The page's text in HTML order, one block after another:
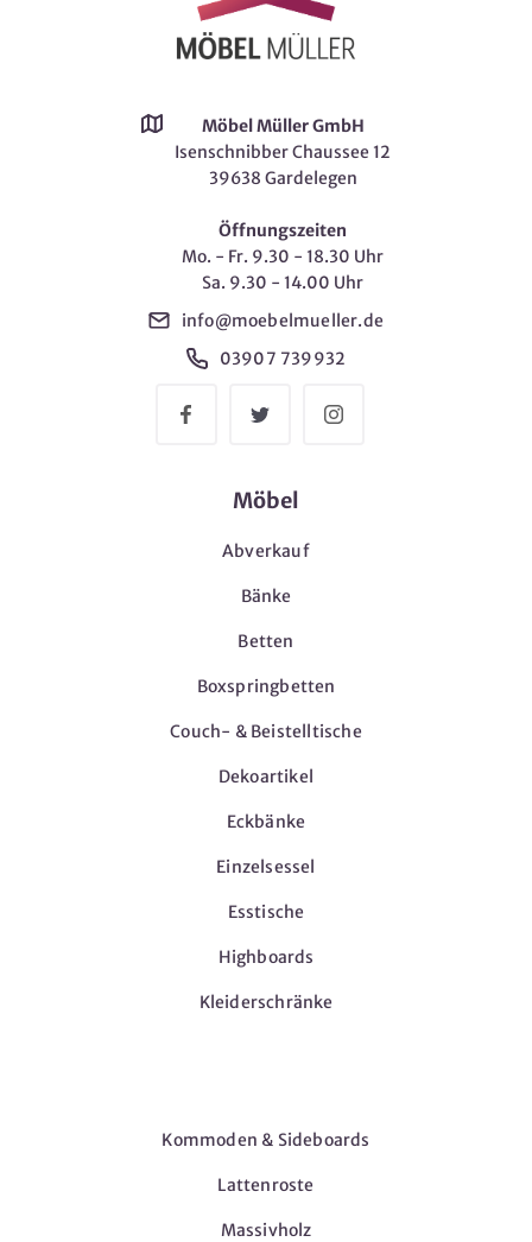
Möbel Müller GmbH
Isenschnibber Chaussee 12
39638 Gardelegen
Öffnungszeiten
Mo. - Fr. 9.30 - 18.30 Uhr
Sa. 9.30 - 14.00 Uhr
info@moebelmueller.de
03907 739932
Möbel
Abverkauf
Bänke
Betten
Boxspringbetten
Couch- & Beistelltische
Dekoartikel
Eckbänke
Einzelsessel
Esstische
Highboards
Kleiderschränke
Kommoden & Sideboards
Lattenroste
Massivholz